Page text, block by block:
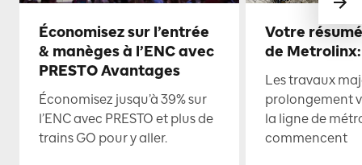
Économisez sur l’entrée
& manèges à l’ENC avec
PRESTO Avantages
Économisez jusqu’à 39% sur
l’ENC avec PRESTO et plus de
trains GO pour y aller.
Votre
de
Les travaux
prolongement
la ligne de
commencent